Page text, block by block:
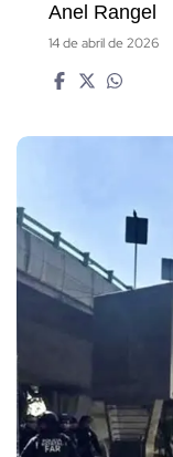
Anel Rangel
14 de abril de 2026